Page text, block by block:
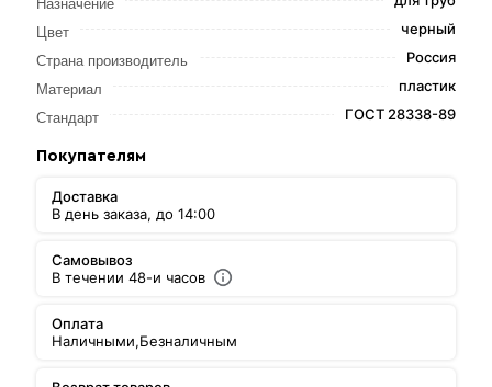
Назначение
Цвет черный
Страна производитель Россия
Материал пластик
Стандарт ГОСТ 28338-89
Покупателям
Доставка
В день заказа, до 14:00
Самовывоз
В течении 48-и часов
Оплата
Наличными,Безналичным